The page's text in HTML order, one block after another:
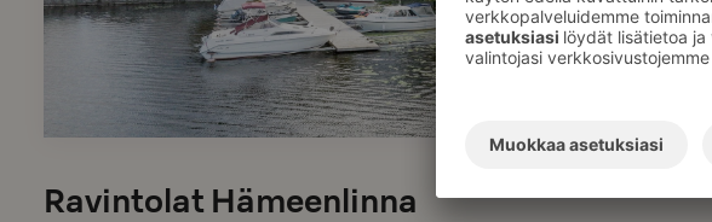
Ravintolat Hämeenlinna